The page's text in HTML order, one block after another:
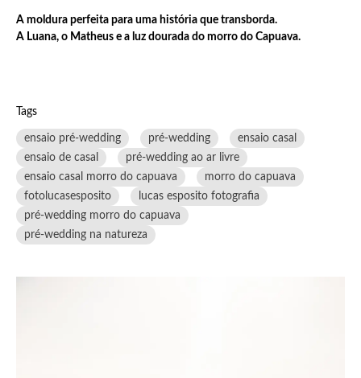
A moldura perfeita para uma história que transborda.
A Luana, o Matheus e a luz dourada do morro do Capuava.
Tags
ensaio pré-wedding pré-wedding
ensaio casal
ensaio de casal
pré-wedding ao ar livre
ensaio casal morro do capuava
morro do capuava
fotolucasesposito
lucas esposito fotografia
pré-wedding morro do capuava
pré-wedding na natureza